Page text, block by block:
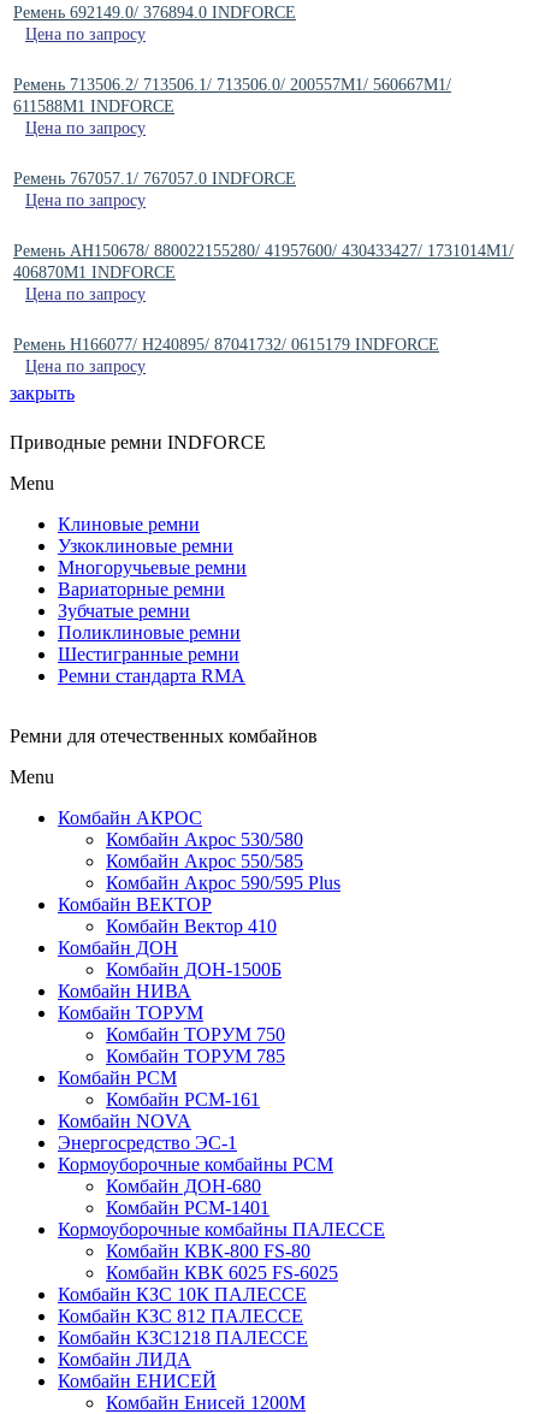
Ремень 692149.0/ 376894.0 INDFORCE
Цена по запросу
Ремень 713506.2/ 713506.1/ 713506.0/ 200557M1/ 560667M1/
611588M1 INDFORCE
Цена по запросу
Ремень 767057.1/ 767057.0 INDFORCE
Цена по запросу
Ремень AH150678/ 880022155280/ 41957600/ 430433427/ 1731014M1/
406870M1 INDFORCE
Цена по запросу
Ремень H166077/ H240895/ 87041732/ 0615179 INDFORCE
Цена по запросу
закрыть
Приводные ремни INDFORCE
Menu
Клиновые ремни
Узкоклиновые ремни
Многоручьевые ремни
Вариаторные ремни
Зубчатые ремни
Поликлиновые ремни
Шестигранные ремни
Ремни стандарта RMA
Ремни для отечественных комбайнов
Menu
Комбайн АКРОС
Комбайн Акрос 530/580
Комбайн Акрос 550/585
Комбайн Акрос 590/595 Plus
Комбайн ВЕКТОР
Комбайн Вектор 410
Комбайн ДОН
Комбайн ДОН-1500Б
Комбайн НИВА
Комбайн ТОРУМ
Комбайн ТОРУМ 750
Комбайн ТОРУМ 785
Комбайн РСМ
Комбайн РСМ-161
Комбайн NOVA
Энергосредство ЭС-1
Кормоуборочные комбайны РСМ
Комбайн ДОН-680
Комбайн РСМ-1401
Кормоуборочные комбайны ПАЛЕССЕ
Комбайн КВК-800 FS-80
Комбайн КВК 6025 FS-6025
Комбайн КЗС 10К ПАЛЕССЕ
Комбайн КЗС 812 ПАЛЕССЕ
Комбайн КЗС1218 ПАЛЕССЕ
Комбайн ЛИДА
Комбайн ЕНИСЕЙ
Комбайн Енисей 1200М